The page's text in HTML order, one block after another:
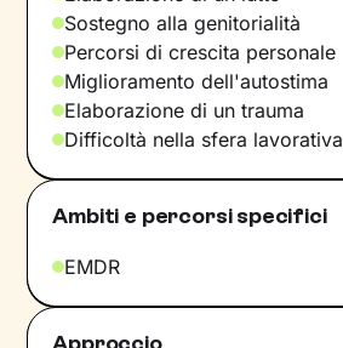
Sostegno alla genitorialità
Percorsi di crescita personale
Miglioramento dell'autostima
Elaborazione di un trauma
Difficoltà nella sfera lavorativa
Ambiti e percorsi specifici
EMDR